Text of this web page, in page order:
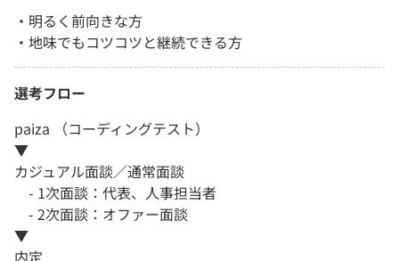
・明るく前向きな方
・地味でもコツコツと継続できる方
選考フロー
paiza （コーディングテスト）
▼
カジュアル面談／通常面談
- 1次面談：代表、人事担当者
- 2次面談：オファー面談
▼
内定